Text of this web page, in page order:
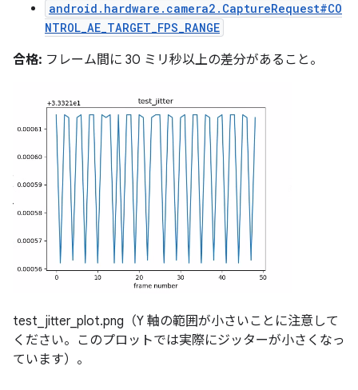
android.hardware.camera2.CaptureRequest#CO
NTROL_AE_TARGET_FPS_RANGE
合格: フレーム間に 30 ミリ秒以上の差分があること。
test_jitter_plot.png（Y 軸の範囲が小さいことに注意して
ください。このプロットでは実際にジッターが小さくなっ
ています）。